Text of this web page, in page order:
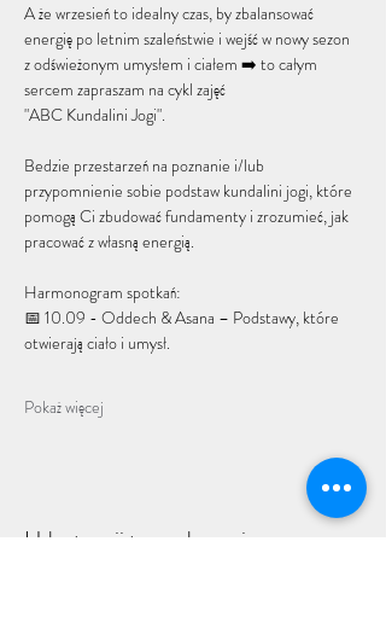
A że wrzesień to idealny czas, by zbalansować
energię po letnim szaleństwie i wejść w nowy sezon
z odświeżonym umysłem i ciałem ➡️ to całym
sercem zapraszam na cykl zajęć
"ABC Kundalini Jogi".
Bedzie przestarzeń na poznanie i/lub
przypomnienie sobie podstaw kundalini jogi, które
pomogą Ci zbudować fundamenty i zrozumieć, jak
pracować z własną energią.
Harmonogram spotkań:
📅 10.09 - Oddech & Asana – Podstawy, które
otwierają ciało i umysł.
Pokaż więcej
Udostępnij to wydarzenie